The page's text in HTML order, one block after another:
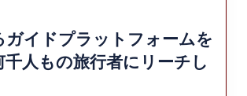
い。
と言われている街の温泉に浸かりましょ
い。アフィヨンカラヒサール博物館に
芸品のコレクションが収蔵されていま
ガイドプラットフォームを
人もの旅行者にリーチし